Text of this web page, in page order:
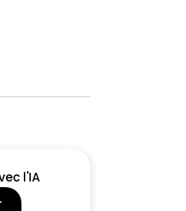
l'IA